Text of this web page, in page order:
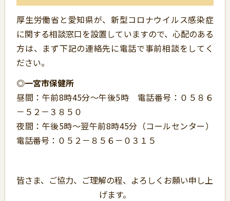
厚生労働省と愛知県が、新型コロナウイルス感染症
に関する相談窓口を設置していますので、心配のある
方は、まず下記の連絡先に電話で事前相談をしてく
ださい。
◎一宮市保健所
昼間：午前8時45分～午後5時 電話番号：０５８６
－５２－３８５０
夜間：午後5時～翌午前8時45分（コールセンター）
電話番号：０５２－８５６－０３１５
皆さま、ご協力、ご理解の程、よろしくお願い申し上
げます。